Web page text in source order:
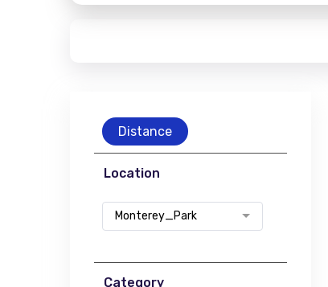
Distance
Location
Monterey_Park
Category